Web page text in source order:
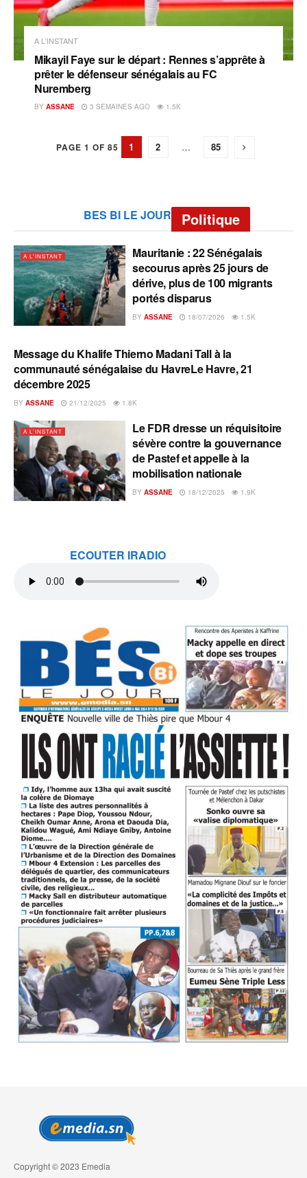
A L'INSTANT
Mikayil Faye sur le départ : Rennes s’apprête à
prêter le défenseur sénégalais au FC
Nuremberg
BY ASSANE 3 SEMAINES AGO 1.5K
PAGE 1 OF 85 1 2 … 85
BES BI LE JOUR Politique
A L'INSTANT
Mauritanie : 22 Sénégalais
secourus après 25 jours de
dérive, plus de 100 migrants
portés disparus
BY ASSANE 18/07/2026 1.5K
A L'INSTANT
Message du Khalife Thierno Madani Tall à la
communauté sénégalaise du HavreLe Havre, 21
décembre 2025
BY ASSANE 21/12/2025 1.8K
A L'INSTANT
Le FDR dresse un réquisitoire
sévère contre la gouvernance
de Pastef et appelle à la
mobilisation nationale
BY ASSANE 18/12/2025 1.9K
ECOUTER IRADIO
Copyright © 2023 Emedia